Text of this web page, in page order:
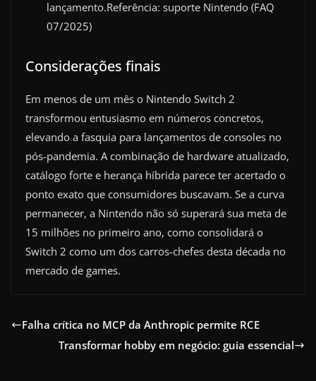
lançamento.Referência: suporte Nintendo (FAQ
07/2025)
Considerações finais
Em menos de um mês o Nintendo Switch 2
transformou entusiasmo em números concretos,
elevando a fasquia para lançamentos de consoles no
pós-pandemia. A combinação de hardware atualizado,
catálogo forte e herança híbrida parece ter acertado o
ponto exato que consumidores buscavam. Se a curva
permanecer, a Nintendo não só superará sua meta de
15 milhões no primeiro ano, como consolidará o
Switch 2 como um dos carros-chefes desta década no
mercado de games.
Falha crítica no MCP da Anthropic permite RCE
Transformar hobby em negócio: guia essencial